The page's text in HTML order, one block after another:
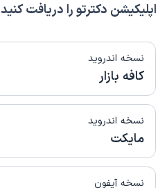
اپلیکیشن دکترتو را دریافت کنید
نسخه اندروید
کافه بازار
نسخه اندروید
مایکت
نسخه آیفون